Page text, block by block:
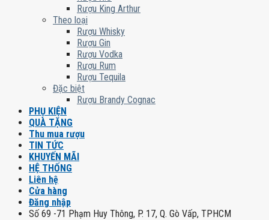
Rượu King Arthur
Theo loại
Rượu Whisky
Rượu Gin
Rượu Vodka
Rượu Rum
Rượu Tequila
Đặc biệt
Rượu Brandy Cognac
PHỤ KIỆN
QUÀ TẶNG
Thu mua rượu
TIN TỨC
KHUYẾN MÃI
HỆ THỐNG
Liên hệ
Cửa hàng
Đăng nhập
Số 69 -71 Phạm Huy Thông, P. 17, Q. Gò Vấp, TPHCM